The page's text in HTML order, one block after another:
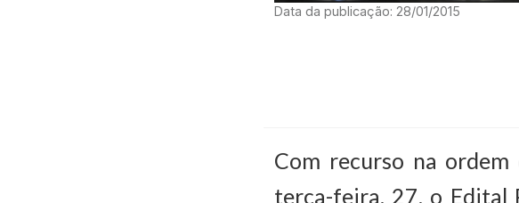
Data da publicação: 28/01/2015
Com recurso na
terça-feira, 27, o Edital